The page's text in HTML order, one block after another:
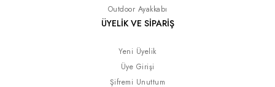
Outdoor Ayakkabı
ÜYELİK VE SİPARİŞ
Yeni Üyelik
Üye Girişi
Şifremi Unuttum